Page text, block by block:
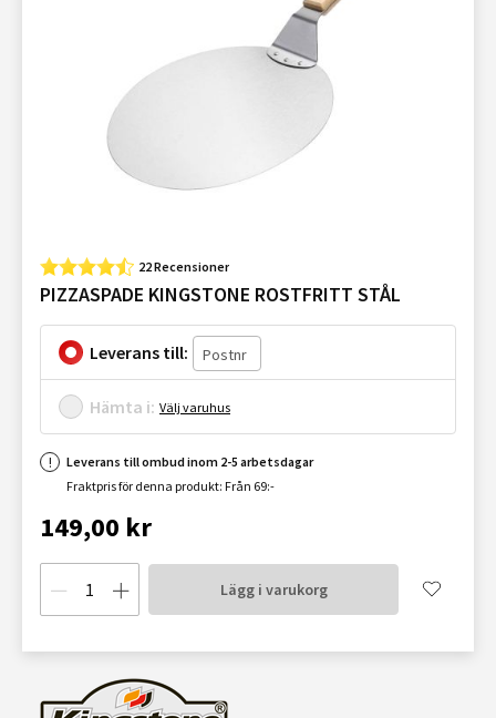
22 Recensioner
PIZZASPADE KINGSTONE ROSTFRITT STÅL
Leverans till:
Hämta i: Välj varuhus
Leverans till ombud inom 2-5 arbetsdagar
Fraktpris för denna produkt: Från 69:-
149,00 kr
Lägg i varukorg